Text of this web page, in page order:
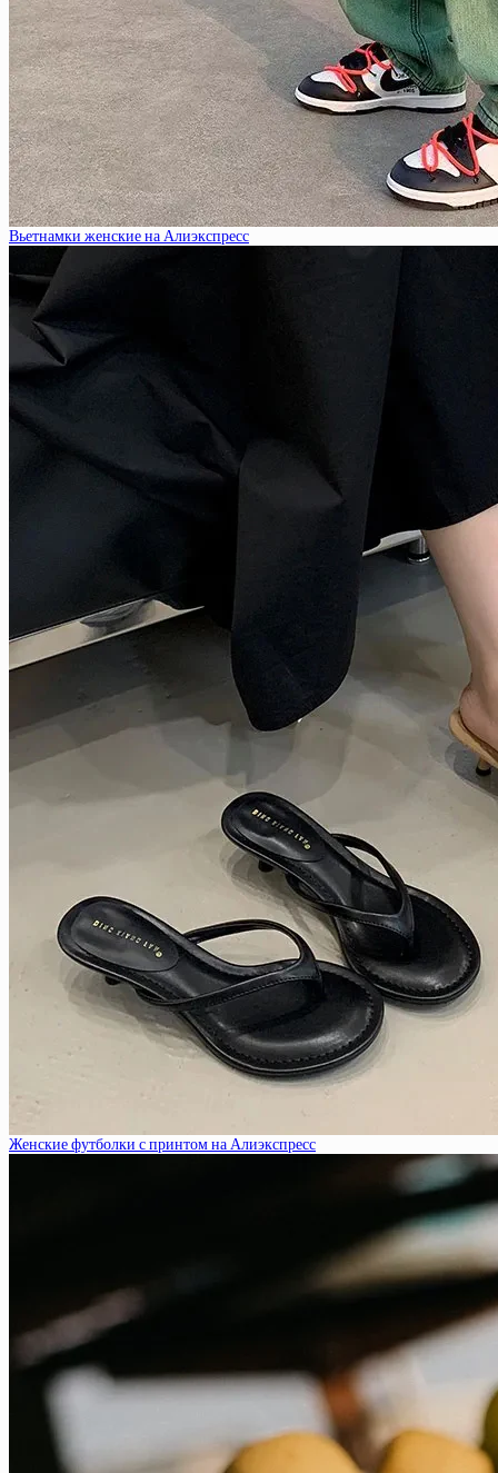
Вьетнамки женские на Алиэкспресс
Женские футболки с принтом на Алиэкспресс